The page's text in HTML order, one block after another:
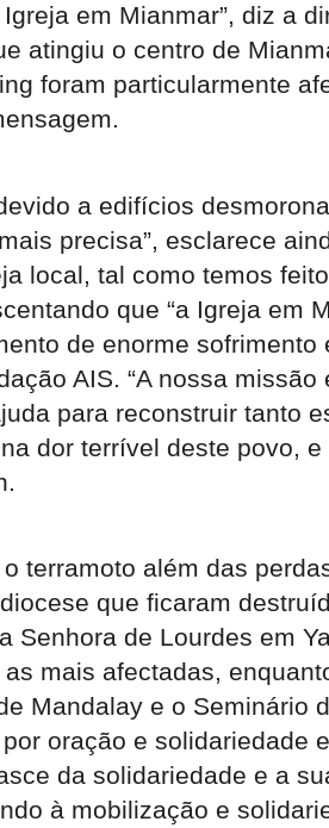
em Mianmar”, diz a
atingiu o centro de
foram particularmente
a edifícios
precisa”, esclarece
local, tal como temos
que “a Igreja em
de enorme
AIS. “A nossa
para reconstruir tanto
dor terrível deste povo,
terramoto além das
que ficaram
de Lourdes em
mais afectadas,
Mandalay e o Seminário
oração e
da solidariedade e a
à mobilização e